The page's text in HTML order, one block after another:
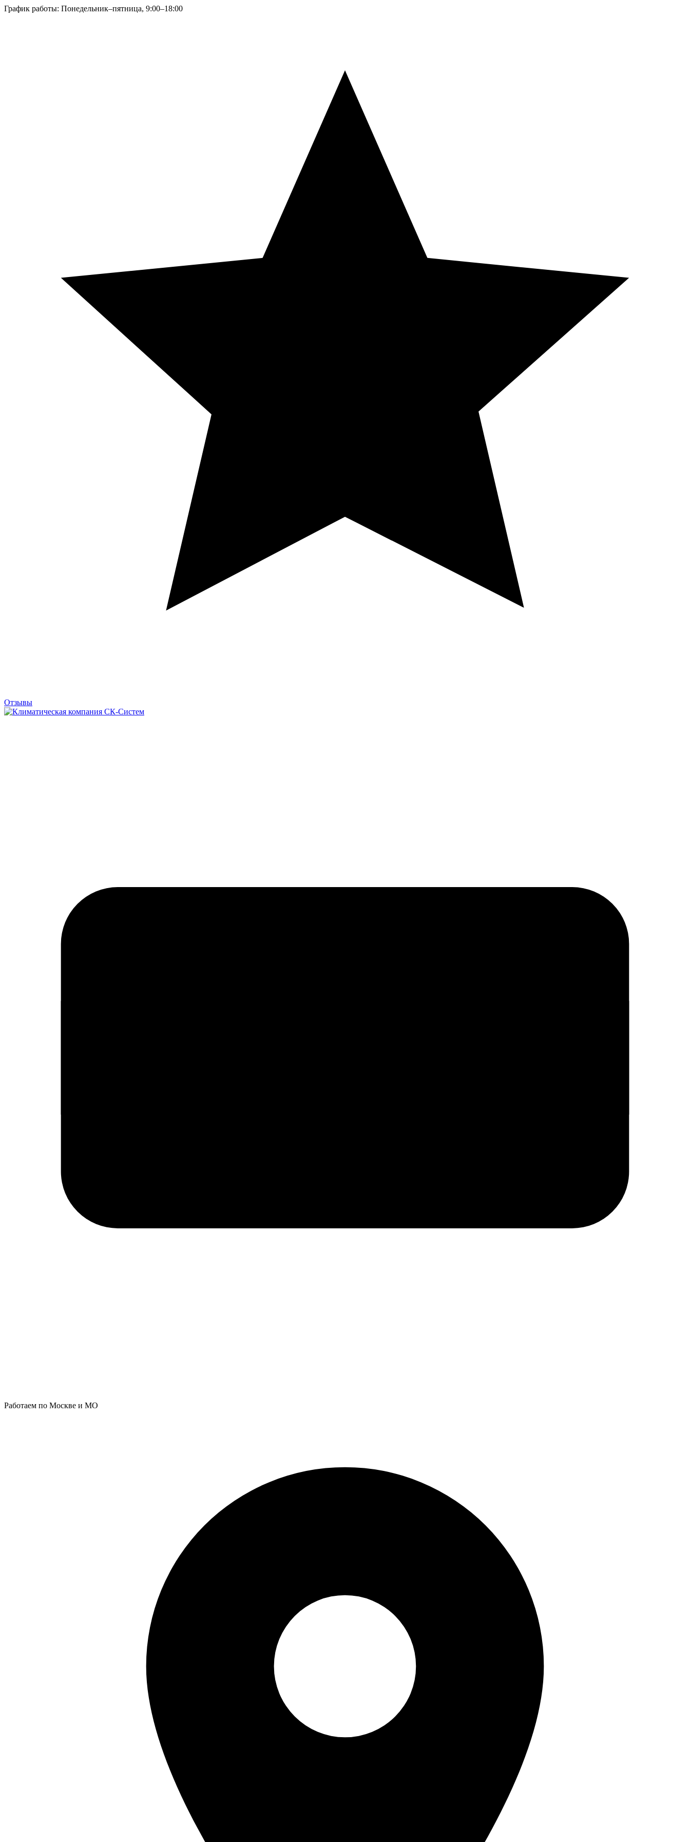
График работы: Понедельник–пятница, 9:00–18:00
Отзывы
Работаем по Москве и МО